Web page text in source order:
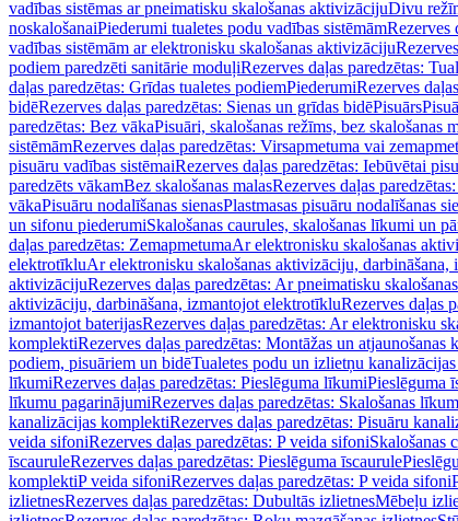
vadības sistēmas ar pneimatisku skalošanas aktivizācijuDivu
noskalošanaiPiederumi tualetes podu vadības sistēmāmRezerves
vadības sistēmām ar elektronisku skalošanas aktivizāciju
podiem paredzēti sanitārie moduļiRezerves daļas paredzētas:
daļas paredzētas: Grīdas tualetes podiemPiederumiRezerves
bidēRezerves daļas paredzētas: Sienas un grīdas bidēPisuārs
paredzētas: Bez vākaPisuāri, skalošanas režīms, bez skalošanas
sistēmāmRezerves daļas paredzētas: Virsapmetuma vai
pisuāru vadības sistēmaiRezerves daļas paredzētas: Iebūvētai
paredzēts vākamBez skalošanas malasRezerves daļas
vākaPisuāru nodalīšanas sienasPlastmasas pisuāru nodalīšanas
un sifonu piederumiSkalošanas caurules, skalošanas līkumi un
daļas paredzētas: ZemapmetumaAr elektronisku skalošanas
elektrotīkluAr elektronisku skalošanas aktivizāciju, darbināšana,
aktivizācijuRezerves daļas paredzētas: Ar pneimatisku
aktivizāciju, darbināšana, izmantojot elektrotīkluRezerves daļas
izmantojot baterijasRezerves daļas paredzētas: Ar elektronisku
komplektiRezerves daļas paredzētas: Montāžas un atjaunošanas
podiem, pisuāriem un bidēTualetes podu un izlietņu
līkumiRezerves daļas paredzētas: Pieslēguma līkumiPieslēguma
līkumu pagarinājumiRezerves daļas paredzētas: Skalošanas
kanalizācijas komplektiRezerves daļas paredzētas: Pisuāru
veida sifoniRezerves daļas paredzētas: P veida sifoniSkalošanas
īscauruleRezerves daļas paredzētas: Pieslēguma īscaurule
komplektiP veida sifoniRezerves daļas paredzētas: P veida sifoni
izlietnesRezerves daļas paredzētas: Dubultās izlietnesMēbeļu